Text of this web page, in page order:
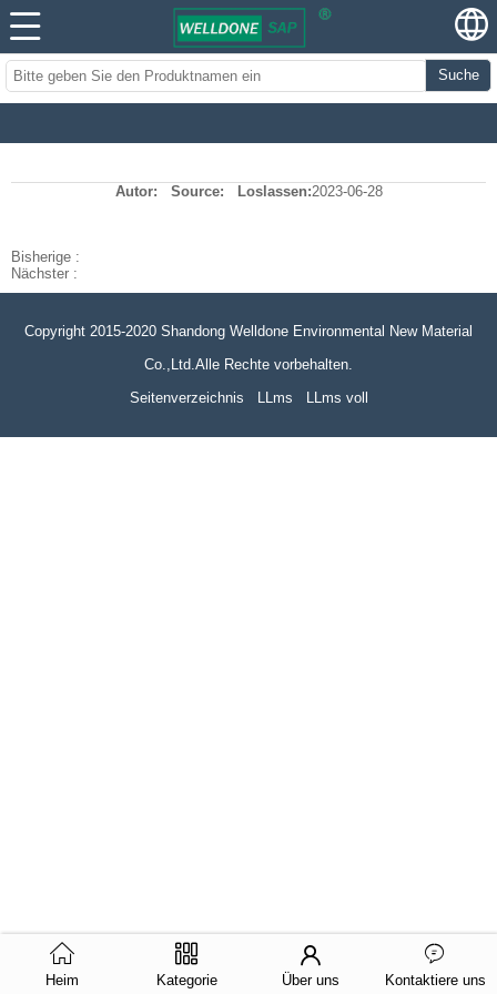
Suche
Autor: Source: Loslassen:2023-06-28
Bisherige :
Nächster :
Copyright 2015-2020 Shandong Welldone Environmental New Material
Co.,Ltd.Alle Rechte vorbehalten.
Seitenverzeichnis
LLms LLms voll
Heim Kategorie Über uns Kontaktiere uns